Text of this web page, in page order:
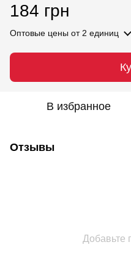
184 грн
Оптовые цены от 2 единиц
В избранное
Отзывы
Добавьте